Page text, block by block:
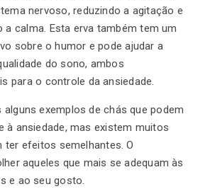
nervoso, reduzindo a agitação e
a calma. Esta erva também tem um
sobre o humor e pode ajudar a
do sono, ambos
para o controle da ansiedade.
alguns exemplos de chás que podem
à ansiedade, mas existem muitos
ter efeitos semelhantes. O
aqueles que mais se adequam às
e ao seu gosto.